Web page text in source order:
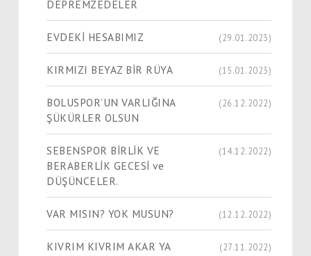
DEPREMZEDELER
EVDEKİ HESABIMIZ (29.01.2023)
KIRMIZI BEYAZ BİR RÜYA (15.01.2023)
BOLUSPOR’UN VARLIĞINA
ŞÜKÜRLER OLSUN
(26.12.2022)
SEBENSPOR BİRLİK VE
BERABERLİK GECESİ ve
DÜŞÜNCELER.
(14.12.2022)
VAR MISIN? YOK MUSUN? (12.12.2022)
KIVRIM KIVRIM AKAR YA (27.11.2022)